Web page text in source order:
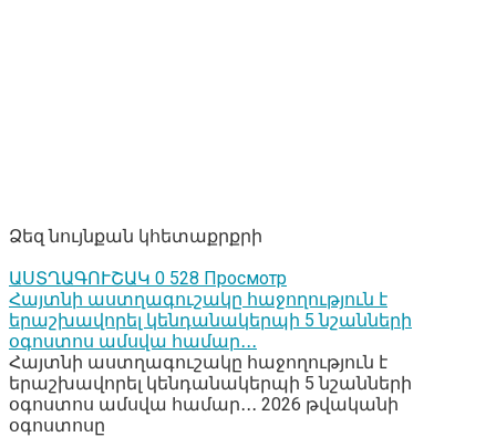
Ձեզ նույնքան կհետաքրքրի
ԱՍՏՂԱԳՈՒՇԱԿ 0 528 Просмотр
Հայտնի աստղագուշակը հաջողություն է
երաշխավորել կենդանակերպի 5 նշանների
օգոստոս ամսվա համար․․․
Հայտնի աստղագուշակը հաջողություն է
երաշխավորել կենդանակերպի 5 նշանների
օգոստոս ամսվա համար․․․ 2026 թվականի
օգոստոսը